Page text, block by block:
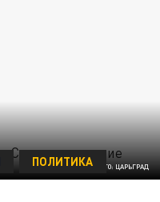
ФОТО: ЦАРЬГРАД
ПОЛИТИКА